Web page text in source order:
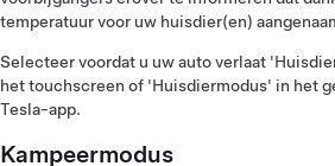
temperatuur voor uw huisdier(en)
Selecteer voordat u uw auto verlaat
het touchscreen of 'Huisdiermodus' in het
Tesla-app.
Kampeermodus